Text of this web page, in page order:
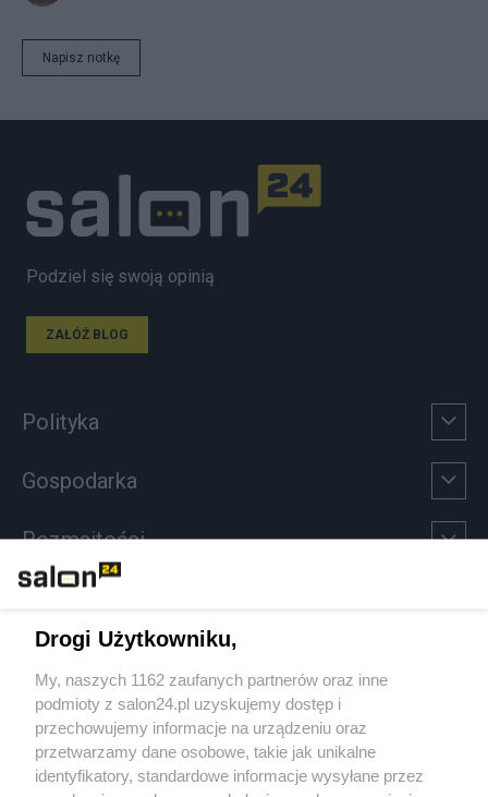
Napisz notkę
Podziel się swoją opinią
ZAŁÓŻ BLOG
Polityka
Gospodarka
Rozmaitości
Sport
Społeczeństwo
Kultura
Drogi Użytkowniku,
My, naszych 1162 zaufanych partnerów oraz inne
podmioty z salon24.pl uzyskujemy dostęp i
przechowujemy informacje na urządzeniu oraz
przetwarzamy dane osobowe, takie jak unikalne
identyfikatory, standardowe informacje wysyłane przez